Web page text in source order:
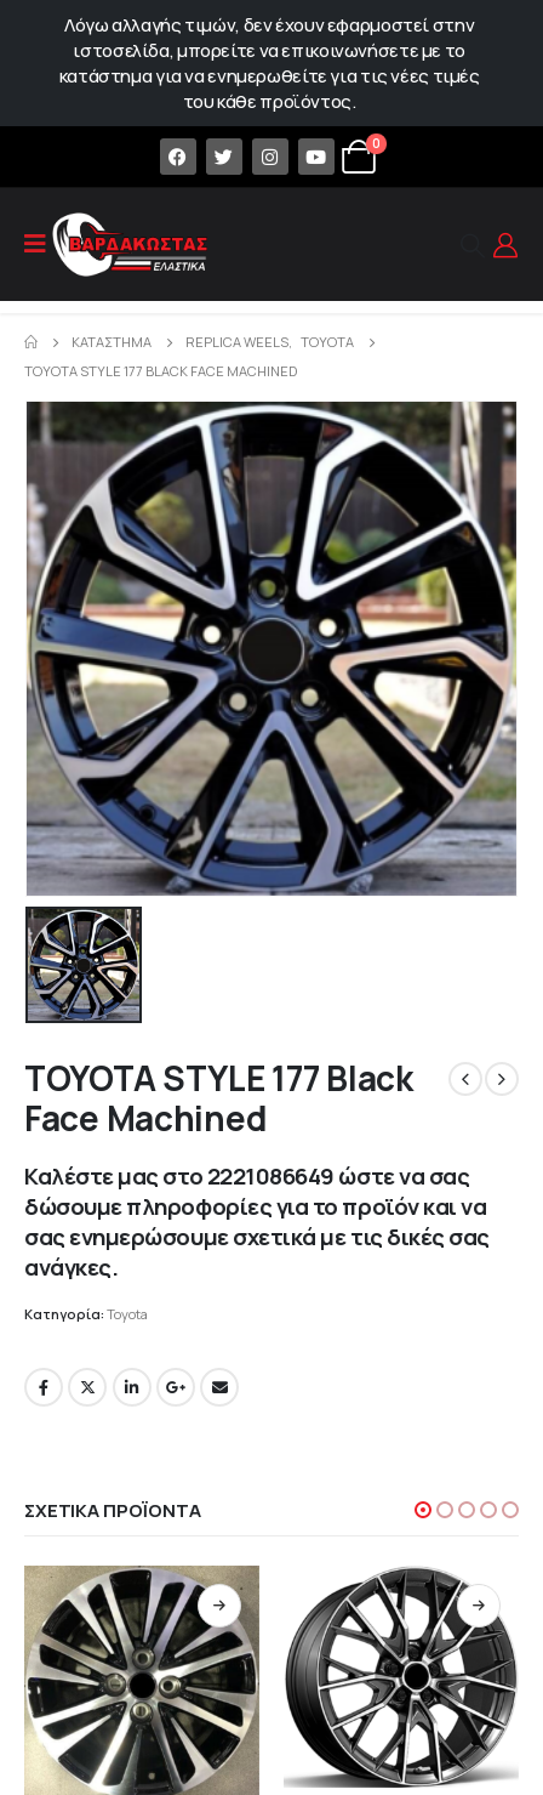
Λόγω αλλαγής τιμών, δεν έχουν εφαρμοστεί στην
ιστοσελίδα, μπορείτε να επικοινωνήσετε με το
κατάστημα για να ενημερωθείτε για τις νέες τιμές
του κάθε προϊόντος.
0
ΚΑΤΆΣΤΗΜΑ REPLICA WEELS
TOYOTA
TOYOTA STYLE 177 BLACK FACE MACHINED
TOYOTA STYLE 177 Black
Face Machined
Καλέστε μας στο2221086649ώστε να σας
δώσουμε πληροφορίες για το προϊόν και να
σας ενημερώσουμε σχετικά με τις δικές σας
ανάγκες.
Κατηγορία: Toyota
ΣΧΕΤΙΚΆ ΠΡΟΪΌΝΤΑ